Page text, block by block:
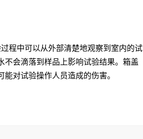
程中可以从外部清楚地观察到室内的试
不会滴落到样品上影响试验结果。箱盖
对试验操作人员造成的伤害。